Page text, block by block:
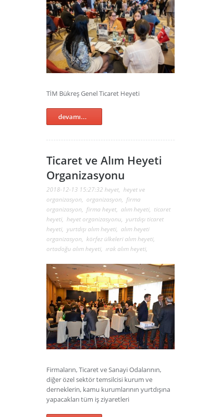
TİM Bükreş Genel Ticaret Heyeti
devamı...
Ticaret ve Alım Heyeti
Organizasyonu
2018-12-13 15:27:32 heyet, heyet ve
organizasyon, organizasyon, firma
organizasyon, firma heyet, alım heyeti, ticaret
heyeti, heyet organizasyonu, yurtdışı ticaret
heyeti, yurtdışı alım heyeti, alım heyeti
organizasyon, körfez ülkeleri alım heyeti,
ortadoğu alım heyeti, ırak alım heyeti,
Firmaların, Ticaret ve Sanayi Odalarının,
diğer özel sektör temsilcisi kurum ve
derneklerin, kamu kurumlarının yurtdışına
yapacakları tüm iş ziyaretleri